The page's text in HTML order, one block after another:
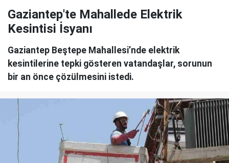
Gaziantep'te Mahallede Elektrik
Kesintisi İsyanı
Gaziantep Beştepe Mahallesi’nde elektrik
kesintilerine tepki gösteren vatandaşlar, sorunun
bir an önce çözülmesini istedi.